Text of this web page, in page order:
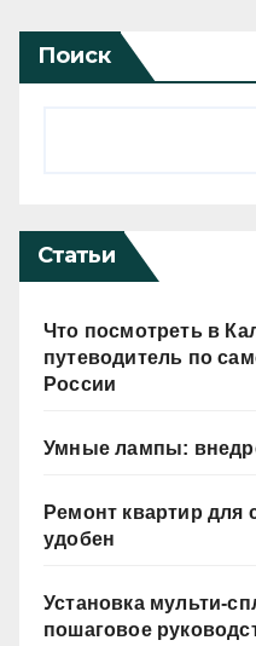
Поиск
Статьи
Что посмотреть в
путеводитель по
России
Умные лампы:
Ремонт квартир для
удобен
Установка мульти-
пошаговое